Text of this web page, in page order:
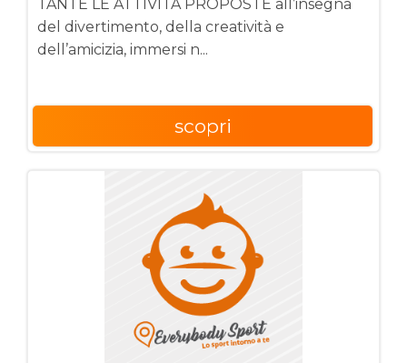
TANTE LE ATTIVITÀ PROPOSTE all’insegna
del divertimento, della creatività e
dell’amicizia, immersi n...
scopri